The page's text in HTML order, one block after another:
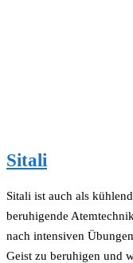
Sitali
Sitali ist auch als
beruhigende
nach intensiven
Geist zu beruhigen und